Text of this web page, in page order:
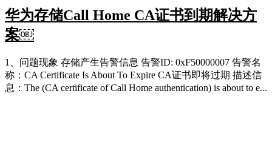
华为存储Call Home CA证书到期解决方
案￼
1、问题现象 存储产生告警信息 告警ID: 0xF50000007 告警名
称：CA Certificate Is About To Expire CA证书即将过期 描述信
息：The (CA certificate of Call Home authentication) is about to e...